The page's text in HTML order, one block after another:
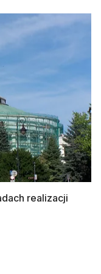
realizacji